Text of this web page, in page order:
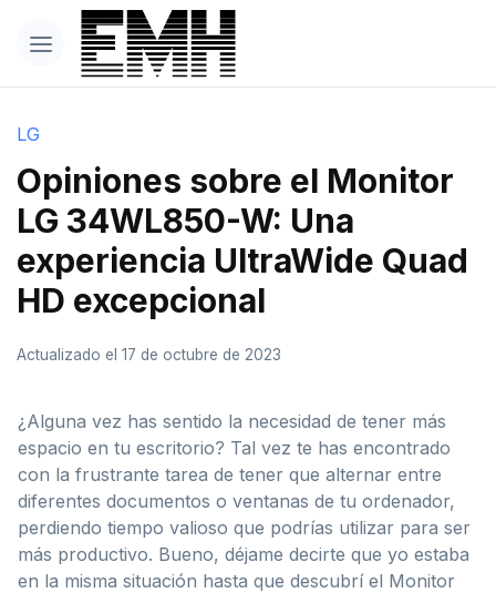
LG
Opiniones sobre el Monitor
LG 34WL850-W: Una
experiencia UltraWide Quad
HD excepcional
Actualizado el 17 de octubre de 2023
¿Alguna vez has sentido la necesidad de tener más
espacio en tu escritorio? Tal vez te has encontrado
con la frustrante tarea de tener que alternar entre
diferentes documentos o ventanas de tu ordenador,
perdiendo tiempo valioso que podrías utilizar para ser
más productivo. Bueno, déjame decirte que yo estaba
en la misma situación hasta que descubrí el Monitor